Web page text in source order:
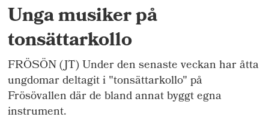
Unga musiker på
tonsättarkollo
FRÖSÖN (JT) Under den senaste veckan har åtta
ungdomar deltagit i "tonsättarkollo" på
Frösövallen där de bland annat byggt egna
instrument.